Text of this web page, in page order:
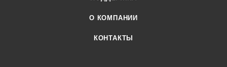
О КОМПАНИИ
КОНТАКТЫ